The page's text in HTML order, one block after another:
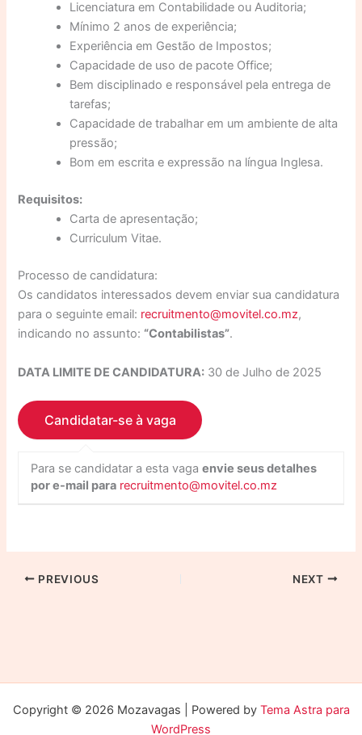
Licenciatura em Contabilidade ou Auditoria;
Mínimo 2 anos de experiência;
Experiência em Gestão de Impostos;
Capacidade de uso de pacote Office;
Bem disciplinado e responsável pela entrega de
tarefas;
Capacidade de trabalhar em um ambiente de alta
pressão;
Bom em escrita e expressão na língua Inglesa.
Requisitos:
Carta de apresentação;
Curriculum Vitae.
Processo de candidatura:
Os candidatos interessados devem enviar sua candidatura
para o seguinte email: recruitmento@movitel.co.mz,
indicando no assunto: “Contabilistas”.
DATA LIMITE DE CANDIDATURA: 30 de Julho de 2025
Para se candidatar a esta vagaenvie seus detalhes
por e-mail para recruitmento@movitel.co.mz
PREVIOUS NEXT
Copyright © 2026 Mozavagas | Powered by Tema Astra para
WordPress